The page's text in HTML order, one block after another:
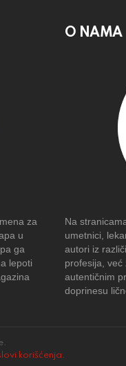
za
u
ga
lepoti
O NAMA
Na
umetnici,
autori iz
profesija, već
autentičnim
doprinesu
korišćenja .